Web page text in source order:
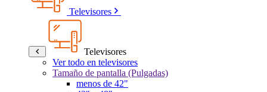
Televisores
Televisores
Ver todo en televisores
Tamaño de pantalla (Pulgadas)
menos de 42"